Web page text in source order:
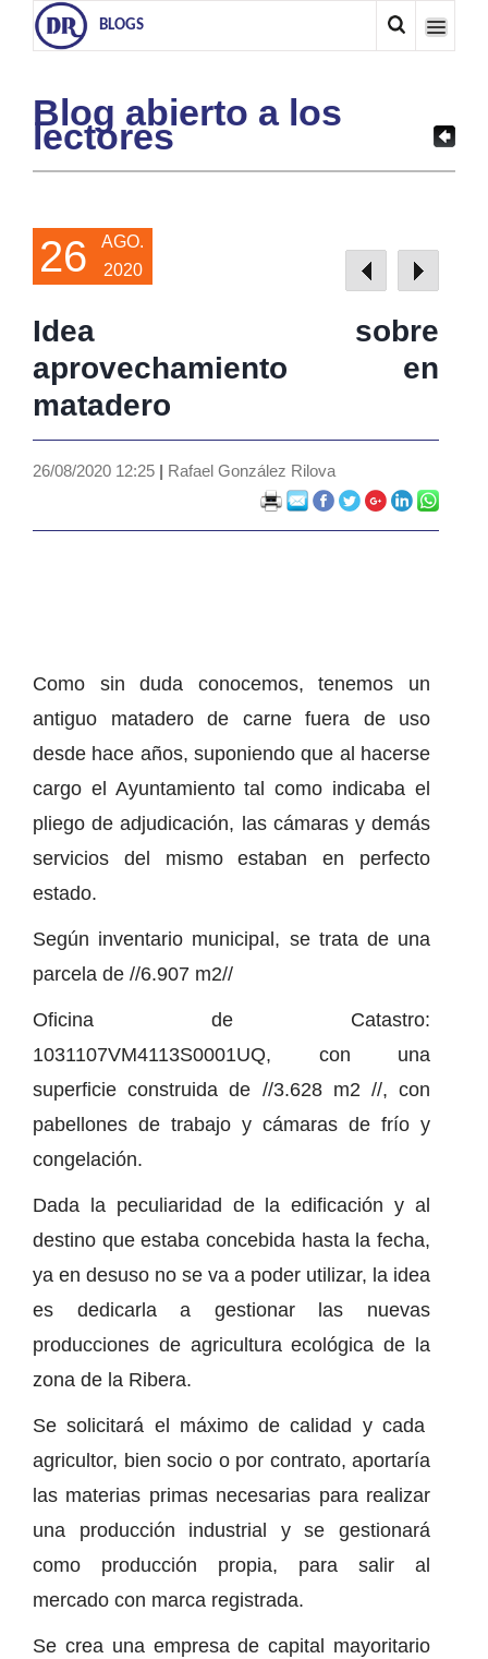
BLOGS
Blog abierto a los
lectores
26
AGO.
2020
Idea sobre
aprovechamiento en
matadero
26/08/2020 12:25 | Rafael González Rilova
Como sin duda conocemos, tenemos un
antiguo matadero de carne fuera de uso
desde hace años, suponiendo que al hacerse
cargo el Ayuntamiento tal como indicaba el
pliego de adjudicación, las cámaras y demás
servicios del mismo estaban en perfecto
estado.
Según inventario municipal, se trata de una
parcela de //6.907 m2//
Oficina de Catastro:
1031107VM4113S0001UQ, con una
superficie construida de //3.628 m2 //, con
pabellones de trabajo y cámaras de frío y
congelación.
Dada la peculiaridad de la edificación y al
destino que estaba concebida hasta la fecha,
ya en desuso no se va a poder utilizar, la idea
es dedicarla a gestionar las nuevas
producciones de agricultura ecológica de la
zona de la Ribera.
Se solicitará el máximo de calidad y cada
agricultor, bien socio o por contrato, aportaría
las materias primas necesarias para realizar
una producción industrial y se gestionará
como producción propia, para salir al
mercado con marca registrada.
Se crea una empresa de capital mayoritario